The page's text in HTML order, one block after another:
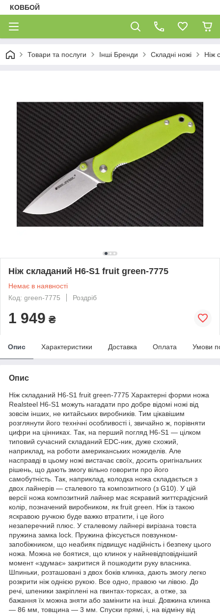
КОВБОЙ
Товари та послуги Інші Бренди Складні ножі Ніж
Ніж складаний H6-S1 fruit green-7775
Немає в наявності
Код: green-7775
Роздріб
1 949 ₴
Опис Характеристики Доставка Оплата Умови
Опис
Ніж складаний H6-S1 fruit green-7775 Характерні форми ножа
Realsteel H6-S1 можуть нагадати про добре відомі ножі від
зовсім інших, не китайських виробників. Тим цікавішим
розглянути його технічні особливості і, звичайно ж, порівняти
цифри на цінниках. Так, на перший погляд H6-S1 — цілком
типовий сучасний складаний EDC-ник, дуже схожий,
наприклад, на роботи американських ножиделів. Але
насправді в цьому ножі вистачає своїх, досить оригінальних
рішень, що дають змогу вільно говорити про його
самобутність. Так, наприклад, колодка ножа складається з
двох лайнерів — сталевого та композитного (з G10). У цій
версії ножа композитний лайнер має яскравий життєрадісний
колір, позначений виробником, як fruit green. Ніж із такою
яскравою ручкою буде важко втратити, і це його
незаперечний плюс. У сталевому лайнері вирізана товста
пружина замка lock. Пружина фіксується повзунком-
запобіжником, що неабияк підвищує надійність і безпеку цього
ножа. Можна не боятися, що клинок у найневідповідніший
момент «здумає» закритися й пошкодити руку власника.
Шпиньки, розташовані з двох боків клинка, дають змогу легко
розкрити ніж однією рукою. Все одно, правою чи лівою. До
речі, шпеники закріплені на гвинтах-торксах, а отже, за
бажання їх можна зняти або замінити на інші. Довжина клинка
— 86 мм, товщина — 3 мм. Спуски прямі, і, на відміну від